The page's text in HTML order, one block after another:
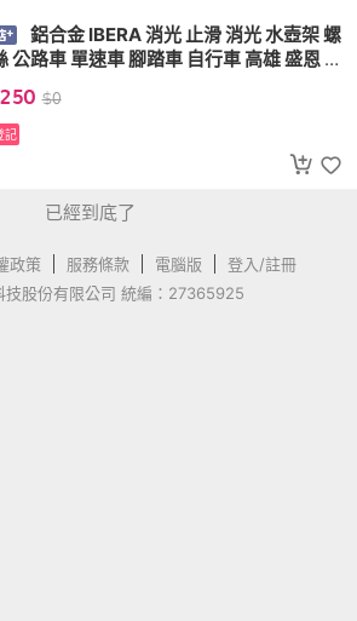
鋁合金 IBERA 消光 止滑 消光 水壺架 螺
公路車 單速車 腳踏車 自行車 高雄 盛恩 c
250 $0
記
已經到底了
政策 服務條款 電腦版
登入/註冊
技股份有限公司 統編：27365925